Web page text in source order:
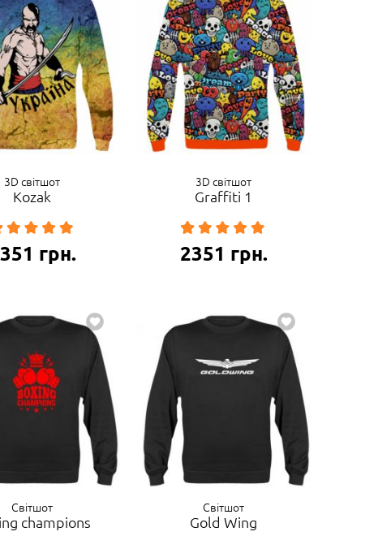
3D світшот
Kozak
грн.
3D світшот
Graffiti 1
2351 грн.
Світшот
champions
Світшот
Gold Wing